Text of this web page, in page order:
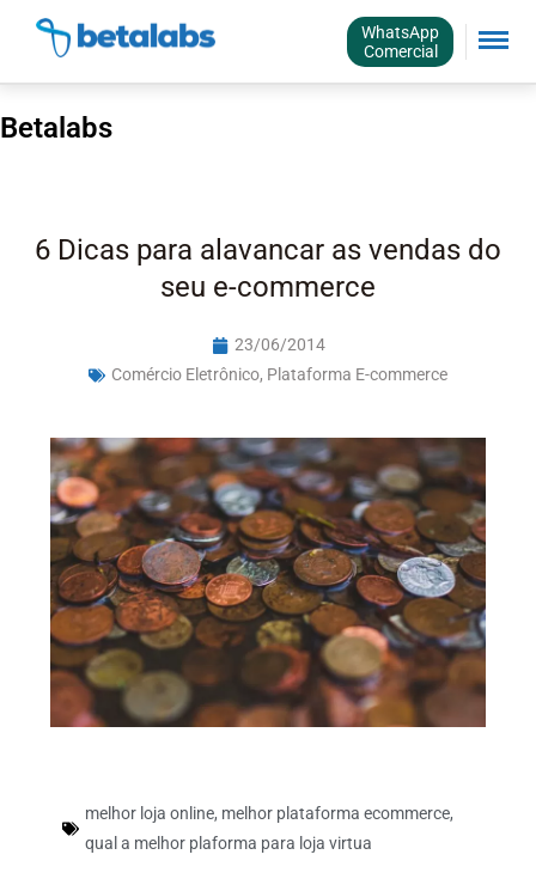
WhatsApp
Comercial
Betalabs
6 Dicas para alavancar as vendas do
seu e-commerce
23/06/2014
Comércio Eletrônico, Plataforma E-commerce
melhor loja online, melhor plataforma ecommerce,
qual a melhor plaforma para loja virtua